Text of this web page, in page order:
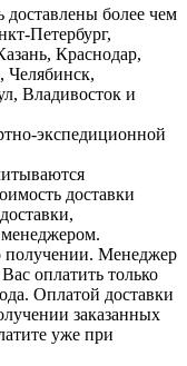
более чем
Петербург,
Краснодар,
Челябинск,
Владивосток и
экспедиционной
доставки
получении. Менеджер
оплатить только
Оплатой доставки
заказанных
уже при